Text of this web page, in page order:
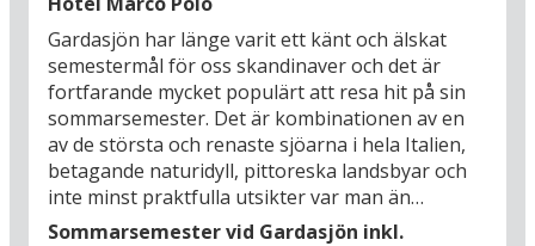
Gardasjön har länge varit ett känt och älskat
semestermål för oss skandinaver och det är
fortfarande mycket populärt att resa hit på sin
sommarsemester. Det är kombinationen av en
av de största och renaste sjöarna i hela Italien,
betagande naturidyll, pittoreska landsbyar och
inte minst praktfulla utsikter var man än
befinner sig som gör att man så lätt förälskar sig
Sommarsemester vid Gardasjön inkl.